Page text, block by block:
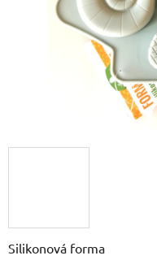
Silikonová forma